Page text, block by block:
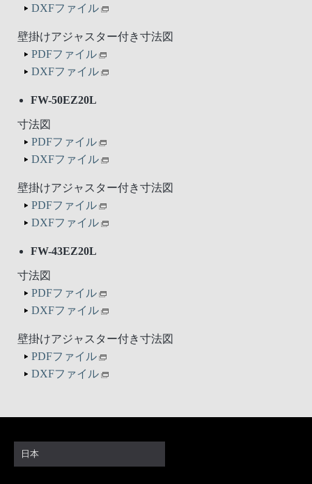
DXFファイル
壁掛けアジャスター付き寸法図
PDFファイル
DXFファイル
FW-50EZ20L
寸法図
PDFファイル
DXFファイル
壁掛けアジャスター付き寸法図
PDFファイル
DXFファイル
FW-43EZ20L
寸法図
PDFファイル
DXFファイル
壁掛けアジャスター付き寸法図
PDFファイル
DXFファイル
日本